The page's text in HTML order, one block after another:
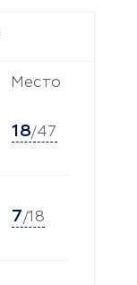
Место
18/47
7/18